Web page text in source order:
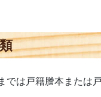
は戸籍謄本または